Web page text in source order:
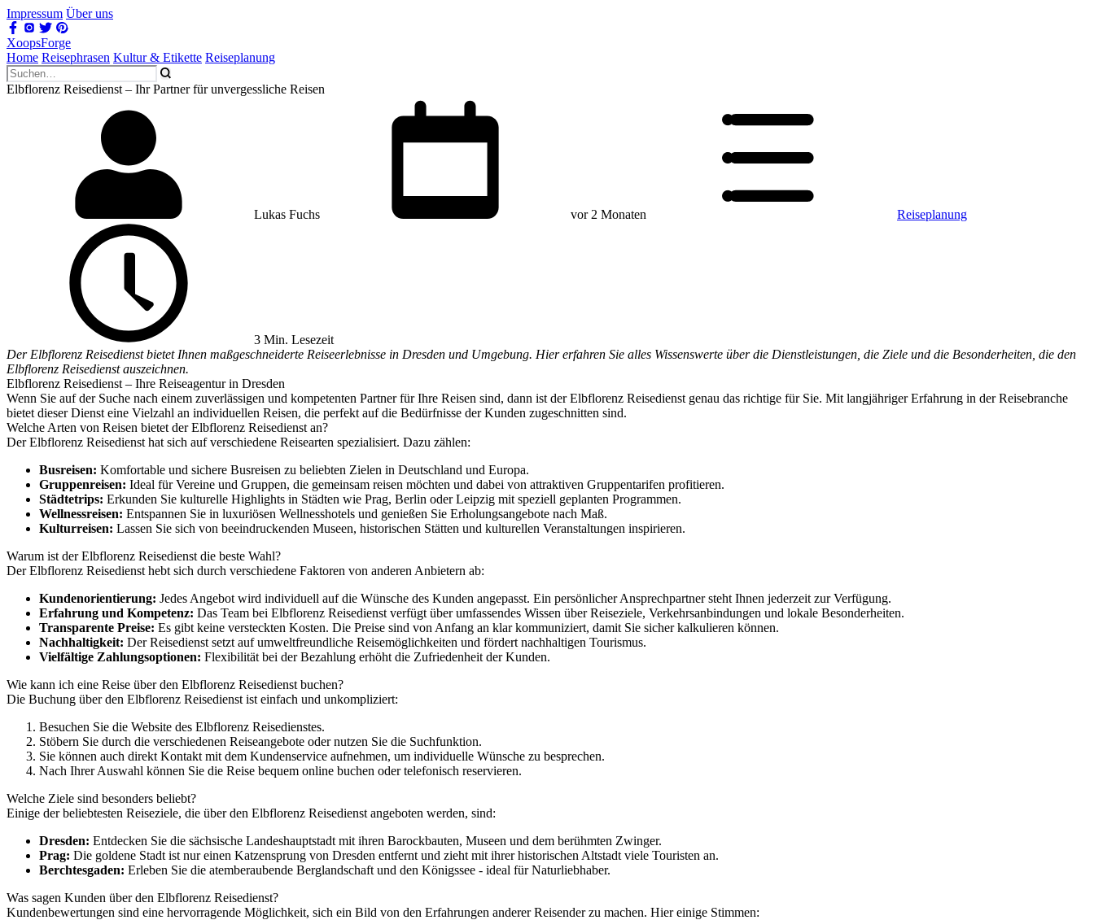
Impressum Über uns
XoopsForge
Home Reisephrasen Kultur & Etikette Reiseplanung
Elbflorenz Reisedienst – Ihr Partner für unvergessliche Reisen
Lukas Fuchs vor 2 Monaten Reiseplanung
3 Min. Lesezeit
Der Elbflorenz Reisedienst bietet Ihnen maßgeschneiderte Reiseerlebnisse in Dresden und Umgebung. Hier erfahren Sie alles Wissenswerte über die Dienstleistungen, die Ziele und die Besonderheiten, die den
Elbflorenz Reisedienst auszeichnen.
Elbflorenz Reisedienst – Ihre Reiseagentur in Dresden
Wenn Sie auf der Suche nach einem zuverlässigen und kompetenten Partner für Ihre Reisen sind, dann ist der Elbflorenz Reisedienst genau das richtige für Sie. Mit langjähriger Erfahrung in der Reisebranche
bietet dieser Dienst eine Vielzahl an individuellen Reisen, die perfekt auf die Bedürfnisse der Kunden zugeschnitten sind.
Welche Arten von Reisen bietet der Elbflorenz Reisedienst an?
Der Elbflorenz Reisedienst hat sich auf verschiedene Reisearten spezialisiert. Dazu zählen:
Busreisen: Komfortable und sichere Busreisen zu beliebten Zielen in Deutschland und Europa.
Gruppenreisen: Ideal für Vereine und Gruppen, die gemeinsam reisen möchten und dabei von attraktiven Gruppentarifen profitieren.
Städtetrips: Erkunden Sie kulturelle Highlights in Städten wie Prag, Berlin oder Leipzig mit speziell geplanten Programmen.
Wellnessreisen: Entspannen Sie in luxuriösen Wellnesshotels und genießen Sie Erholungsangebote nach Maß.
Kulturreisen: Lassen Sie sich von beeindruckenden Museen, historischen Stätten und kulturellen Veranstaltungen inspirieren.
Warum ist der Elbflorenz Reisedienst die beste Wahl?
Der Elbflorenz Reisedienst hebt sich durch verschiedene Faktoren von anderen Anbietern ab:
Kundenorientierung: Jedes Angebot wird individuell auf die Wünsche des Kunden angepasst. Ein persönlicher Ansprechpartner steht Ihnen jederzeit zur Verfügung.
Erfahrung und Kompetenz: Das Team bei Elbflorenz Reisedienst verfügt über umfassendes Wissen über Reiseziele, Verkehrsanbindungen und lokale Besonderheiten.
Transparente Preise: Es gibt keine versteckten Kosten. Die Preise sind von Anfang an klar kommuniziert, damit Sie sicher kalkulieren können.
Nachhaltigkeit: Der Reisedienst setzt auf umweltfreundliche Reisemöglichkeiten und fördert nachhaltigen Tourismus.
Vielfältige Zahlungsoptionen: Flexibilität bei der Bezahlung erhöht die Zufriedenheit der Kunden.
Wie kann ich eine Reise über den Elbflorenz Reisedienst buchen?
Die Buchung über den Elbflorenz Reisedienst ist einfach und unkompliziert:
Besuchen Sie die Website des Elbflorenz Reisedienstes.
Stöbern Sie durch die verschiedenen Reiseangebote oder nutzen Sie die Suchfunktion.
Sie können auch direkt Kontakt mit dem Kundenservice aufnehmen, um individuelle Wünsche zu besprechen.
Nach Ihrer Auswahl können Sie die Reise bequem online buchen oder telefonisch reservieren.
Welche Ziele sind besonders beliebt?
Einige der beliebtesten Reiseziele, die über den Elbflorenz Reisedienst angeboten werden, sind:
Dresden: Entdecken Sie die sächsische Landeshauptstadt mit ihren Barockbauten, Museen und dem berühmten Zwinger.
Prag: Die goldene Stadt ist nur einen Katzensprung von Dresden entfernt und zieht mit ihrer historischen Altstadt viele Touristen an.
Berchtesgaden: Erleben Sie die atemberaubende Berglandschaft und den Königssee - ideal für Naturliebhaber.
Was sagen Kunden über den Elbflorenz Reisedienst?
Kundenbewertungen sind eine hervorragende Möglichkeit, sich ein Bild von den Erfahrungen anderer Reisender zu machen. Hier einige Stimmen: